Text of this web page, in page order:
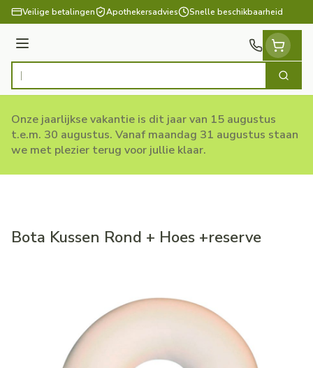
Ga naar de inhoud
Veilige betalingen Apothekersadvies Snelle beschikbaarheid
Menu
Product, merk, categorie... Zoek
Onze jaarlijkse vakantie is dit jaar van 15 augustus
t.e.m. 30 augustus. Vanaf maandag 31 augustus staan
we met plezier terug voor jullie klaar.
Bota Kussen Rond + Hoes +reserve